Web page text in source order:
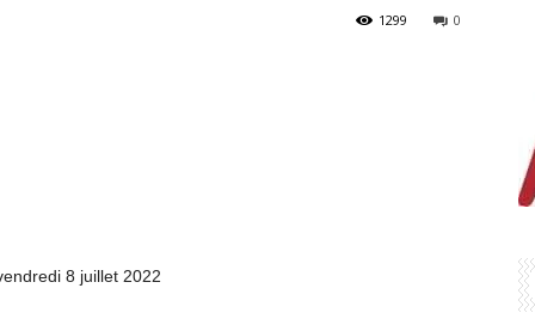
0
1299
8 juillet 2022